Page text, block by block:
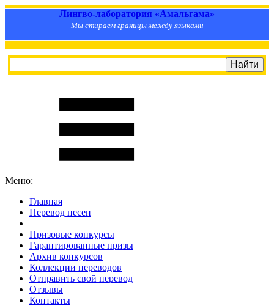
Лингво-лаборатория «Амальгама»
Мы стираем границы между языками
Меню:
Главная
Перевод песен
Призовые конкурсы
Гарантированные призы
Архив конкурсов
Коллекции переводов
Отправить свой перевод
Отзывы
Контакты